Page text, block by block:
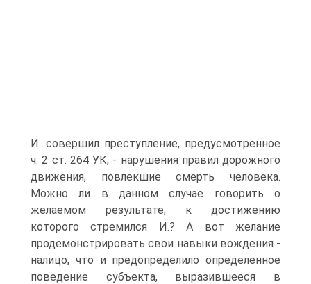
И. совершил преступление, предусмотренное
ч. 2 ст. 264 УК, - нарушения правил дорожного
движения, повлекшие смерть человека.
Можно ли в данном случае говорить о
желаемом результате, к достижению
которого стремился И.? А вот желание
продемонстрировать свои навыки вождения -
налицо, что и предопределило определенное
поведение субъекта, выразившееся в